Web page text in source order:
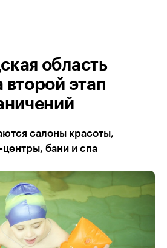
область
этап
салоны красоты,
бани и спа